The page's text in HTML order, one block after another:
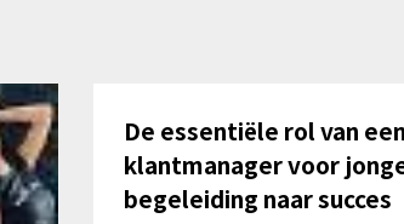
De essentiële rol van een
klantmanager voor
begeleiding naar succes